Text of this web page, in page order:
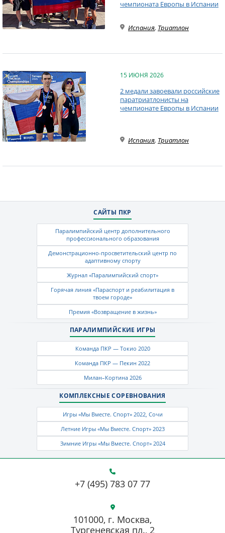
чемпионата Европы в Испании
Испания, Триатлон
15 ИЮНЯ 2026
2 медали завоевали российские
паратриатлонисты на
чемпионате Европы в Испании
Испания, Триатлон
САЙТЫ ПКР
Паралимпийский центр дополнительного
профессионального образования
Демонстрационно-просветительский центр по
адаптивному спорту
Журнал «Паралимпийский спорт»
Горячая линия «Параспорт и реабилитация в
твоем городе»
Премия «Возвращение в жизнь»
ПАРАЛИМПИЙСКИЕ ИГРЫ
Команда ПКР — Токио 2020
Команда ПКР — Пекин 2022
Милан–Кортина 2026
КОМПЛЕКСНЫЕ СОРЕВНОВАНИЯ
Игры «Мы Вместе. Спорт» 2022, Сочи
Летние Игры «Мы Вместе. Спорт» 2023
Зимние Игры «Мы Вместе. Спорт» 2024
+7 (495) 783 07 77
101000, г. Москва,
Тургеневская пл., 2